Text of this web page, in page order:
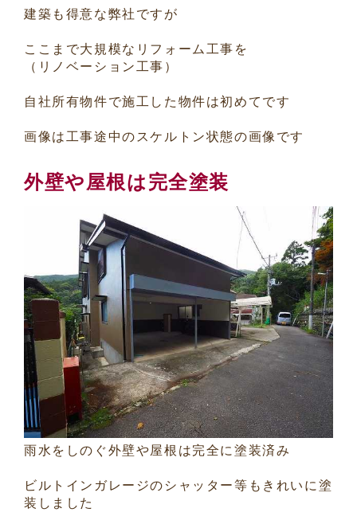
建築も得意な弊社ですが
ここまで大規模なリフォーム工事を
（リノベーション工事）
自社所有物件で施工した物件は初めてです
画像は工事途中のスケルトン状態の画像です
外壁や屋根は完全塗装
雨水をしのぐ外壁や屋根は完全に塗装済み
ビルトインガレージのシャッター等もきれいに塗
装しました